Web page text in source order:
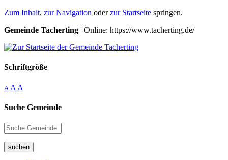
Zum Inhalt, zur Navigation oderzur Startseite springen.
Gemeinde Tacherting | Online: https://www.tacherting.de/
Schriftgröße
A A A
Suche Gemeinde
suchen